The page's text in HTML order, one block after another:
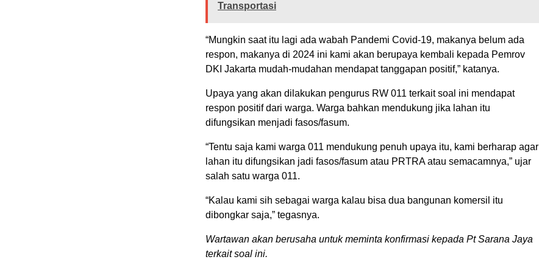
Transportasi
“Mungkin saat itu lagi ada wabah Pandemi Covid-19, makanya belum ada
respon, makanya di 2024 ini kami akan berupaya kembali kepada Pemrov
DKI Jakarta mudah-mudahan mendapat tanggapan positif,” katanya.
Upaya yang akan dilakukan pengurus RW 011 terkait soal ini mendapat
respon positif dari warga. Warga bahkan mendukung jika lahan itu
difungsikan menjadi fasos/fasum.
“Tentu saja kami warga 011 mendukung penuh upaya itu, kami berharap agar
lahan itu difungsikan jadi fasos/fasum atau PRTRA atau semacamnya,” ujar
salah satu warga 011.
“Kalau kami sih sebagai warga kalau bisa dua bangunan komersil itu
dibongkar saja,” tegasnya.
Wartawan akan berusaha untuk meminta konfirmasi kepada Pt Sarana Jaya
terkait soal ini.